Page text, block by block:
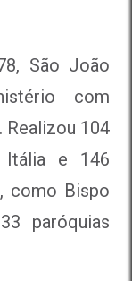
São João
com
Realizou 104
Itália e 146
como Bispo
paróquias